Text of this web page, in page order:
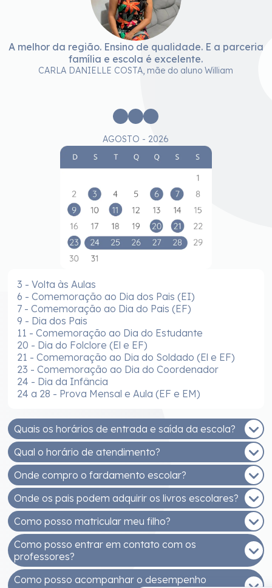
A melhor da região. Ensino de qualidade. E a parceria
família e escola é excelente.
CARLA DANIELLE COSTA, mãe do aluno William
AGOSTO - 2026
3 - Volta às Aulas
6 - Comemoração ao Dia dos Pais (EI)
7 - Comemoração ao Dia do Pais (EF)
9 - Dia dos Pais
11 - Comemoração ao Dia do Estudante
20 - Dia do Folclore (El e EF)
21 - Comemoração ao Dia do Soldado (El e EF)
23 - Comemoração ao Dia do Coordenador
24 - Dia da Infância
24 a 28 - Prova Mensal e Aula (EF e EM)
Quais os horários de entrada e saída da escola?
EDUCAÇÃO INFANTIL - MANHÃ
Entrada: 7h30 às 8h
Saída: 11h30
EDUCAÇÃO INFANTIL - TARDE
Entrada: 13h30 às 14h
Saída: 17h30
ENSINOS FUNDAMENTAL E MÉDIO - MANHÃ
Entrada: 7h
Saída: 12h40
Qual o horário de atendimento?
De segunda a sexta, das 8h às 12h e das 14h às
17h30.
Onde compro o fardamento escolar?
Você pode comprar na Malharia Estrela (Rua
Getúlio Vargas, 233, Bairro Santo Antonio)
Onde os pais podem adquirir os livros escolares?
Os livros adotados na ESJB são fornecidos pelo
Sistema Positivo de Ensino e podem ser adquiridos
na Unidade 1 da nossa escola.
Como posso matricular meu filho?
As matrículas (Educação Infantil ao Ensino Médio)
são realizadas na unidade 1 da ESJB.
DOCUMENTOS NECESSÁRIOS (ALUNO)
Como posso entrar em contato com os
professores?
Para falar com os professores ou outros
Como posso acompanhar o desempenho